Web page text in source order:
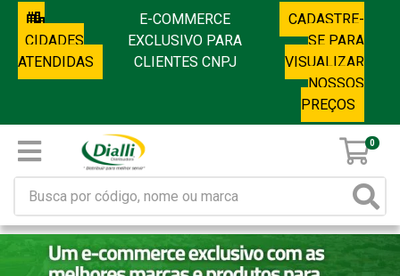
CIDADES
ATENDIDAS
E-COMMERCE
EXCLUSIVO PARA
CLIENTES CNPJ
CADASTRE-
SE PARA
VISUALIZAR
NOSSOS
PREÇOS
0